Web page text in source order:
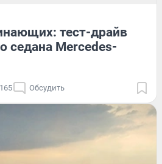
тест-драйв
седана Mercedes-
Обсудить